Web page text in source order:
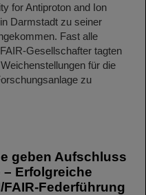
for Antiproton and Ion
Darmstadt zu seiner
Fast alle
Gesellschafter tagten
für die
zu
geben Aufschluss
Erfolgreiche
Federführung